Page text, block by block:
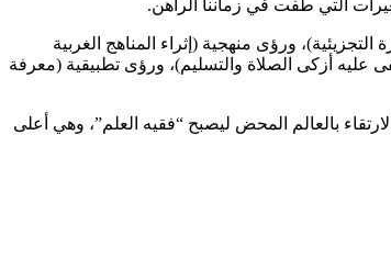
التي طفت في زماننا الراهن.
ورؤى منهجية (إثراء المناهج الغربية
عليه أزكى الصلاة والتسليم)، ورؤى تطبيقية (معرفة
بالعالم المحض ليصبح “فقيه العلم”، وهي أعلى